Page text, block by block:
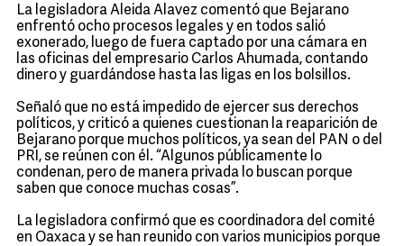
La legisladora Aleida Alavez comentó que Bejarano
enfrentó ocho procesos legales y en todos salió
exonerado, luego de fuera captado por una cámara en
las oficinas del empresario Carlos Ahumada, contando
dinero y guardándose hasta las ligas en los bolsillos.
Señaló que no está impedido de ejercer sus derechos
políticos, y criticó a quienes cuestionan la reaparición de
Bejarano porque muchos políticos, ya sean del PAN o del
PRI, se reúnen con él. “Algunos públicamente lo
condenan, pero de manera privada lo buscan porque
saben que conoce muchas cosas”.
La legisladora confirmó que es coordinadora del comité
en Oaxaca y se han reunido con varios municipios porque